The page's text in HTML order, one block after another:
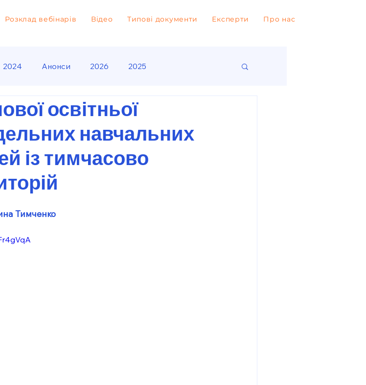
Розклад вебінарів Відео Типові документи Експерти Про нас
2024 Анонси 2026 2025
освітньої
навчальних
із тимчасово
Тимченко